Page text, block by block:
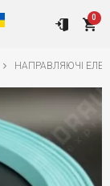
0
НАПРАВЛЯЮЧІ